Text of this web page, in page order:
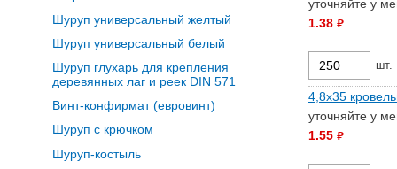
Шуруп универсальный желтый
Шуруп универсальный белый
Шуруп глухарь для крепления
деревянных лаг и реек DIN 571
Винт-конфирмат (евровинт)
Шуруп с крючком
Шуруп-костыль
уточняйте у
1.38 руб.
шт.
4,8х35
уточняйте у
1.55 руб.